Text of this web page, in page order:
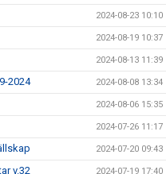
2024-08-23 10:10
2024-08-19 10:37
2024-08-13 11:39
2024 2024-08-08 13:34
2024-08-06 15:35
2024-07-26 11:17
2024-07-20 09:43
v.32 2024-07-19 17:40